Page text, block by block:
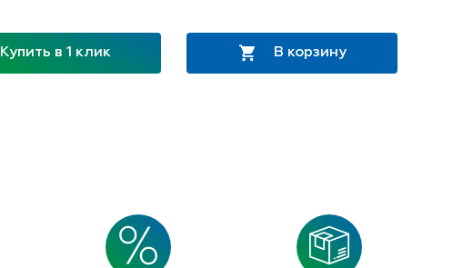
Купить в 1 клик В корзину